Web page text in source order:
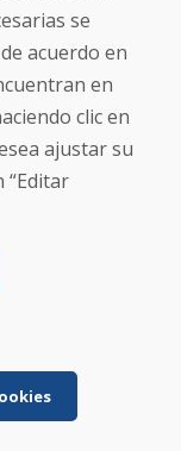
se
acuerdo en
en
clic en
ajustar su
“Editar